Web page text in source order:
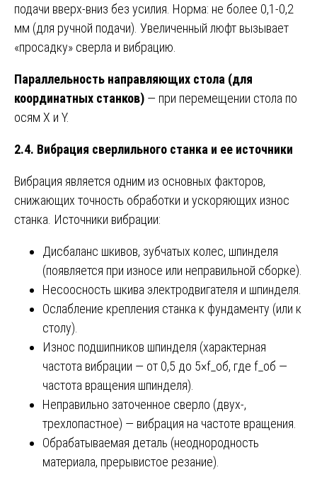
подачи вверх-вниз без усилия. Норма: не более 0,1-0,2
мм (для ручной подачи). Увеличенный люфт вызывает
«просадку» сверла и вибрацию.
Параллельность направляющих стола (для
координатных станков) — при перемещении стола по
осям X и Y.
2.4. Вибрация сверлильного станка и ее источники
Вибрация является одним из основных факторов,
снижающих точность обработки и ускоряющих износ
станка. Источники вибрации:
Дисбаланс шкивов, зубчатых колес, шпинделя
(появляется при износе или неправильной сборке).
Несоосность шкива электродвигателя и шпинделя.
Ослабление крепления станка к фундаменту (или к
столу).
Износ подшипников шпинделя (характерная
частота вибрации — от 0,5 до 5×f_об, где f_об —
частота вращения шпинделя).
Неправильно заточенное сверло (двух-,
трехлопастное) — вибрация на частоте вращения.
Обрабатываемая деталь (неоднородность
материала, прерывистое резание).